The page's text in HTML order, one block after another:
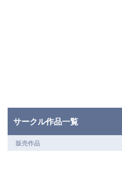
サークル作品一覧
販売作品